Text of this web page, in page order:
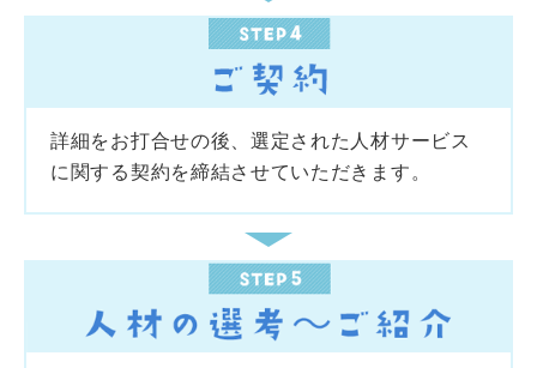
詳細をお打合せの後、選定された人材サービス
に関する契約を締結させていただきます。